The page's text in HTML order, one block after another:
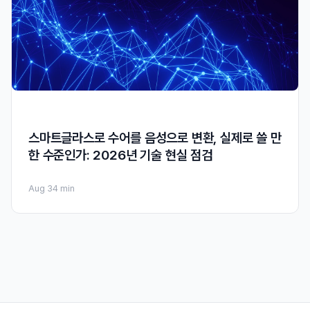
스마트글라스로 수어를 음성으로 변환, 실제로 쓸 만
한 수준인가: 2026년 기술 현실 점검
Aug 34 min